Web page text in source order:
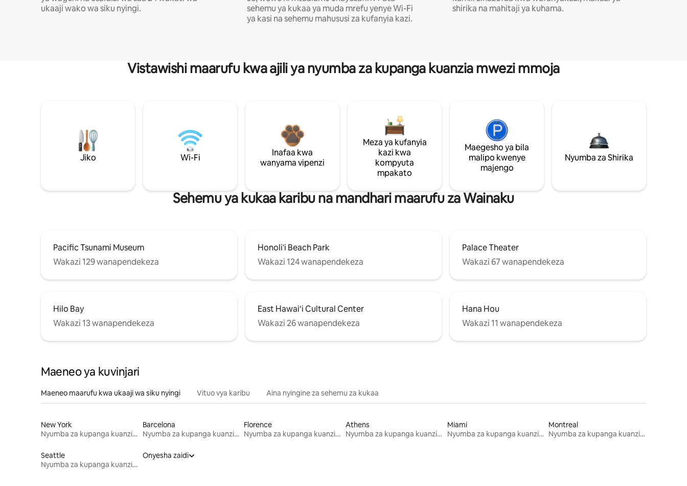
ukaaji wako wa siku nyingi.
sehemu ya kukaa ya muda mrefu yenye Wi-Fi
ya kasi na sehemu mahususi za kufanyia kazi.
shirika na mahitaji ya kuhama.
Vistawishi maarufu kwa ajili ya nyumba za kupanga kuanzia mwezi mmoja
Jiko Wi-Fi
Inafaa kwa
wanyama vipenzi
Meza ya kufanyia
kazi kwa
kompyuta
mpakato
Maegesho ya bila
malipo kwenye
majengo
Nyumba za Shirika
Sehemu ya kukaa karibu na mandhari maarufu za Wainaku
Pacific Tsunami Museum
Wakazi 129 wanapendekeza
Honoli'i Beach Park
Wakazi 124 wanapendekeza
Palace Theater
Wakazi 67 wanapendekeza
Hilo Bay
Wakazi 13 wanapendekeza
East Hawai‘i Cultural Center
Wakazi 26 wanapendekeza
Hana Hou
Wakazi 11 wanapendekeza
Maeneo ya kuvinjari
Maeneo maarufu kwa ukaaji wa siku nyingi Vituo vya karibu Aina nyingine za sehemu za kukaa
New York
Nyumba za kupanga kuanzia mwezi mmoja
Barcelona
Nyumba za kupanga kuanzia mwezi mmoja
Florence
Nyumba za kupanga kuanzia mwezi mmoja
Athens
Nyumba za kupanga kuanzia mwezi mmoja
Miami
Nyumba za kupanga kuanzia mwezi mmoja
Montreal
Nyumba za kupanga kuanzia mwezi mmoja
Seattle
Nyumba za kupanga kuanzia mwezi mmoja
Onyesha zaidi